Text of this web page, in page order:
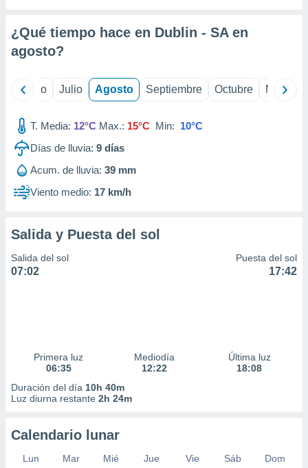
e
mediante
publicidad
publicidad
de
1199
¿Qué tiempo hace en Dublin - SA en
agosto?
Junio Julio Agosto Septiembre Octubre
T. Media: 12°C Max.: 15°C Min: 10°C
Días de lluvia: 9 días
Acum. de lluvia: 39 mm
Viento medio: 17 km/h
Salida y Puesta del sol
Salida del sol
07:02
Puesta del sol
17:42
Primera luz
06:35
Mediodía
12:22
Última luz
18:08
Duración del día 10h 40m
Luz diurna restante 2h 24m
Calendario lunar
Lun Mar Mié Jue Vie Sáb
Dom